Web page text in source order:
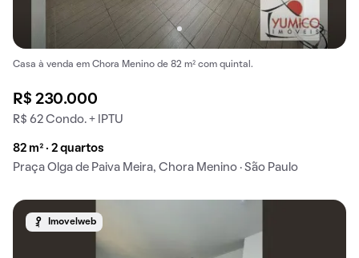
Casa à venda em Chora Menino de 82 m² com quintal.
R$ 230.000
R$ 62 Condo. + IPTU
82 m² · 2 quartos
Praça Olga de Paiva Meira, Chora Menino · São Paulo
Imovelweb